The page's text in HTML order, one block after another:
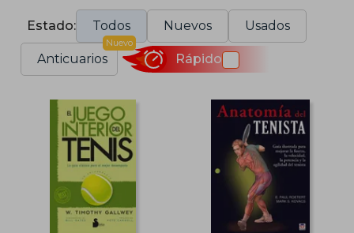
Estado: Todos Nuevos Usados
Anticuarios
Nuevo
Rápido